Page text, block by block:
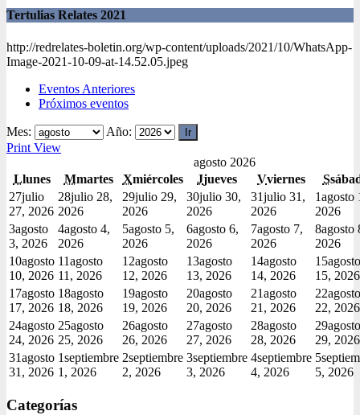
Tertulias Relates 2021
http://redrelates-boletin.org/wp-content/uploads/2021/10/WhatsApp-
Image-2021-10-09-at-14.52.05.jpeg
Eventos Anteriores
Próximos eventos
Mes:
Año:
Print View
agosto 2026
Llunes Mmartes Xmiércoles Jjueves Vviernes S
27julio
27, 2026
28julio 28,
2026
29julio 29,
2026
30julio 30,
2026
31julio 31,
2026
1agosto
2026
3agosto
3, 2026
4agosto 4,
2026
5agosto 5,
2026
6agosto 6,
2026
7agosto 7,
2026
8agosto
2026
10agosto
10, 2026
11agosto
11, 2026
12agosto
12, 2026
13agosto
13, 2026
14agosto
14, 2026
15agosto
15, 2026
17agosto
17, 2026
18agosto
18, 2026
19agosto
19, 2026
20agosto
20, 2026
21agosto
21, 2026
22agosto
22, 2026
24agosto
24, 2026
25agosto
25, 2026
26agosto
26, 2026
27agosto
27, 2026
28agosto
28, 2026
29agosto
29, 2026
31agosto
31, 2026
1septiembre
1, 2026
2septiembre
2, 2026
3septiembre
3, 2026
4septiembre
4, 2026
5
5, 2026
Categorías